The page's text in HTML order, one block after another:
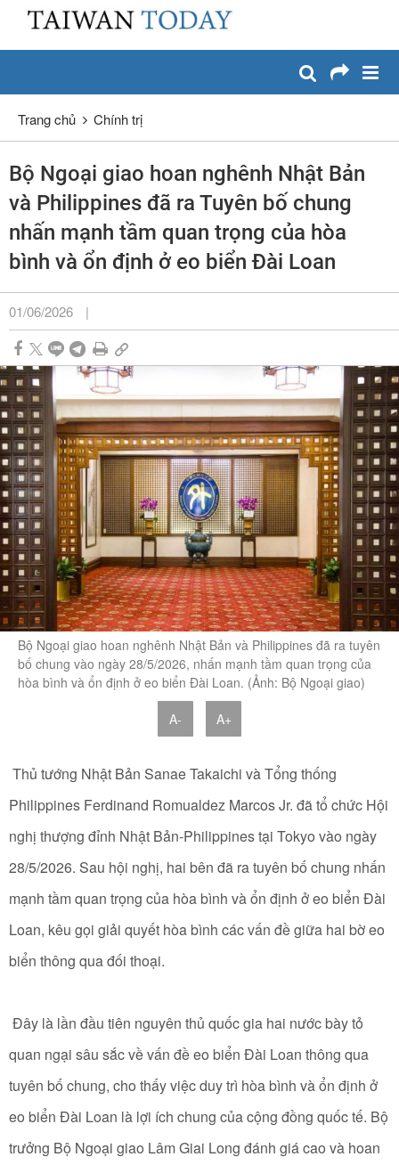
Chuyển đến nội dung chính
Trang chủ Chính trị
Bộ Ngoại giao hoan nghênh Nhật Bản
và Philippines đã ra Tuyên bố chung
nhấn mạnh tầm quan trọng của hòa
bình và ổn định ở eo biển Đài Loan
01/06/2026 |
Bộ Ngoại giao hoan nghênh Nhật Bản và Philippines đã ra tuyên
bố chung vào ngày 28/5/2026, nhấn mạnh tầm quan trọng của
hòa bình và ổn định ở eo biển Đài Loan. (Ảnh: Bộ Ngoại giao)
A- A+
Thủ tướng Nhật Bản Sanae Takaichi và Tổng thống
Philippines Ferdinand Romualdez Marcos Jr. đã tổ chức Hội
nghị thượng đỉnh Nhật Bản-Philippines tại Tokyo vào ngày
28/5/2026. Sau hội nghị, hai bên đã ra tuyên bố chung nhấn
mạnh tầm quan trọng của hòa bình và ổn định ở eo biển Đài
Loan, kêu gọi giải quyết hòa bình các vấn đề giữa hai bờ eo
biển thông qua đối thoại.
Đây là lần đầu tiên nguyên thủ quốc gia hai nước bày tỏ
quan ngại sâu sắc về vấn đề eo biển Đài Loan thông qua
tuyên bố chung, cho thấy việc duy trì hòa bình và ổn định ở
eo biển Đài Loan là lợi ích chung của cộng đồng quốc tế. Bộ
trưởng Bộ Ngoại giao Lâm Giai Long đánh giá cao và hoan